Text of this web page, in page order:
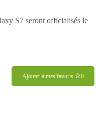
S7 seront officialisés le
Ajouter à mes favoris 0